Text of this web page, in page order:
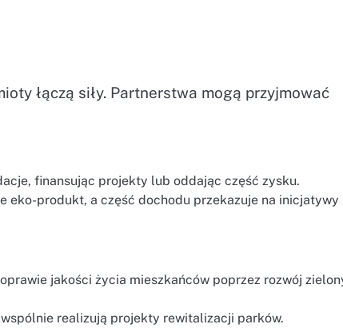
łączą siły. Partnerstwa mogą przyjmować
finansując projekty lub oddając część zysku.
eko-produkt, a część dochodu przekazuje na inicjatywy
jakości życia mieszkańców poprzez rozwój
realizują projekty rewitalizacji parków.